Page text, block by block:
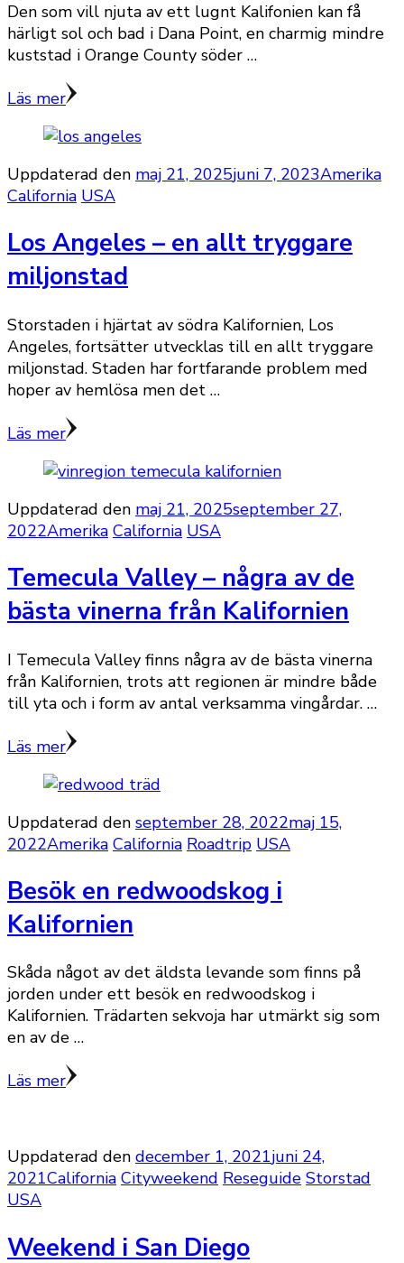
Den som vill njuta av ett lugnt Kalifonien kan få
härligt sol och bad i Dana Point, en charmig mindre
kuststad i Orange County söder …
Läs mer
Uppdaterad den maj 21, 2025juni 7, 2023Amerika
California USA
Los Angeles – en allt tryggare
miljonstad
Storstaden i hjärtat av södra Kalifornien, Los
Angeles, fortsätter utvecklas till en allt tryggare
miljonstad. Staden har fortfarande problem med
hoper av hemlösa men det …
Läs mer
Uppdaterad den maj 21, 2025september 27,
2022Amerika California USA
Temecula Valley – några av de
bästa vinerna från Kalifornien
I Temecula Valley finns några av de bästa vinerna
från Kalifornien, trots att regionen är mindre både
till yta och i form av antal verksamma vingårdar. …
Läs mer
Uppdaterad den september 28, 2022maj 15,
2022Amerika California Roadtrip USA
Besök en redwoodskog i
Kalifornien
Skåda något av det äldsta levande som finns på
jorden under ett besök en redwoodskog i
Kalifornien. Trädarten sekvoja har utmärkt sig som
en av de …
Läs mer
Uppdaterad den december 1, 2021juni 24,
2021California Cityweekend Reseguide Storstad
USA
Weekend i San Diego